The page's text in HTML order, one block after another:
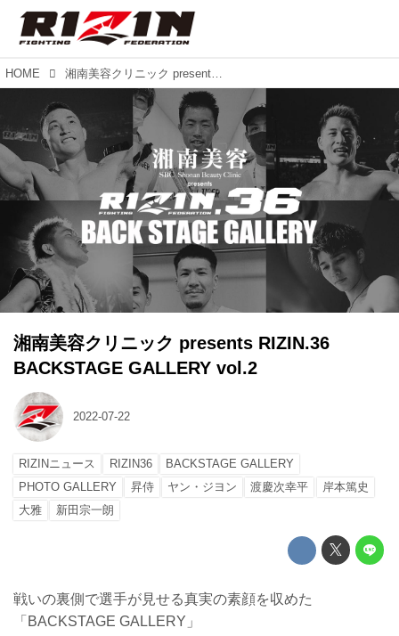
HOME 湘南美容クリニック presents RIZIN.36 BACKSTAGE GALLERY vol.2
湘南美容クリニック presents RIZIN.36
BACKSTAGE GALLERY vol.2
2022-07-22
RIZINニュース RIZIN36
BACKSTAGE GALLERY
PHOTO GALLERY
昇侍 ヤン・ジヨン 渡慶次幸平
岸本篤史
大雅
新田宗一朗
戦いの裏側で選手が見せる真実の素顔を収めた
「BACKSTAGE GALLERY」